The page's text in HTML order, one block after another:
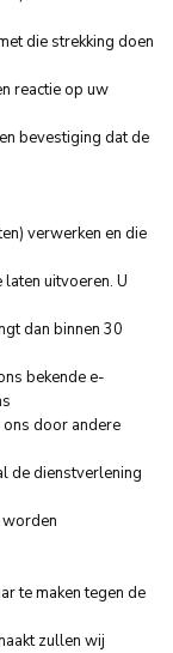
die strekking doen
reactie op uw
bevestiging dat de
verwerken en die
uitvoeren. U
dan binnen 30
bekende e-
door andere
de dienstverlening
worden
te maken tegen de
zullen wij